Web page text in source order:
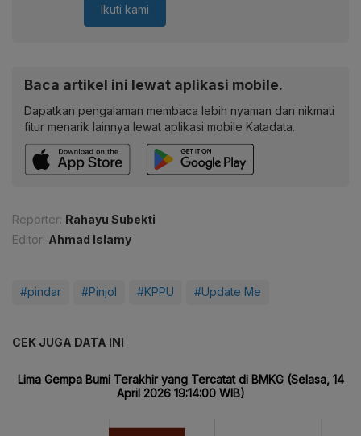
Ikuti kami
Baca artikel ini lewat aplikasi mobile.
Dapatkan pengalaman membaca lebih nyaman dan nikmati
fitur menarik lainnya lewat aplikasi mobile Katadata.
Reporter: Rahayu Subekti
Editor: Ahmad Islamy
#pindar #Pinjol #KPPU #Update Me
CEK JUGA DATA INI